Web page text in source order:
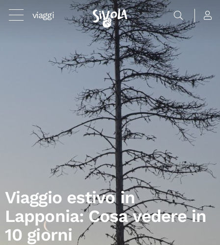
viaggi
Viaggio estivo in
Lapponia: Cosa vedere in
10 giorni